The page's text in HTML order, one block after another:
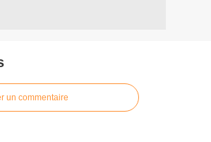
un commentaire